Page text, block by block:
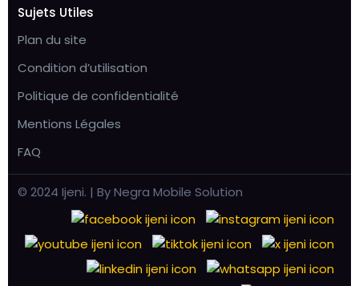
Sujets Utiles
Plan du site
Condition d’utilisation
Politique de confidentialité
Mentions Légales
FAQ
© 2024 Ijeni. | By Negra Mobile Solution